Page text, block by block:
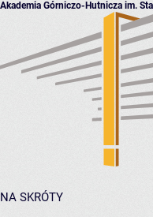
Akademia Górniczo-Hutnicza im.
NA SKRÓTY